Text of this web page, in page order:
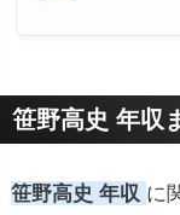
笹野高史 年収
笹野高史 年収 に